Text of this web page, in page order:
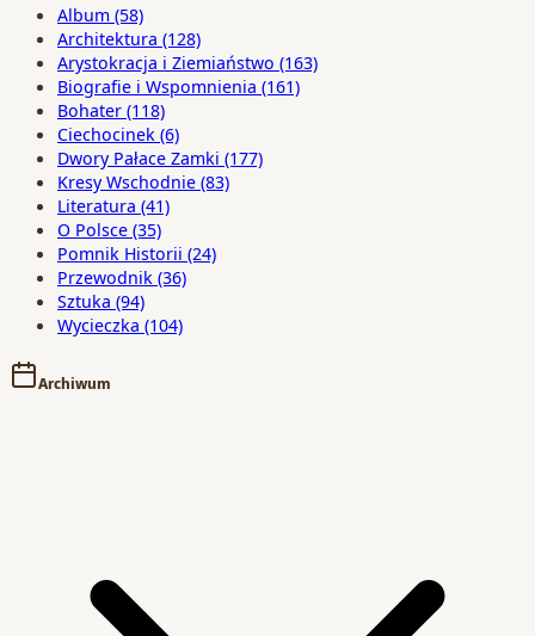
Album (58)
Architektura (128)
Arystokracja i Ziemiaństwo (163)
Biografie i Wspomnienia (161)
Bohater (118)
Ciechocinek (6)
Dwory Pałace Zamki (177)
Kresy Wschodnie (83)
Literatura (41)
O Polsce (35)
Pomnik Historii (24)
Przewodnik (36)
Sztuka (94)
Wycieczka (104)
Archiwum